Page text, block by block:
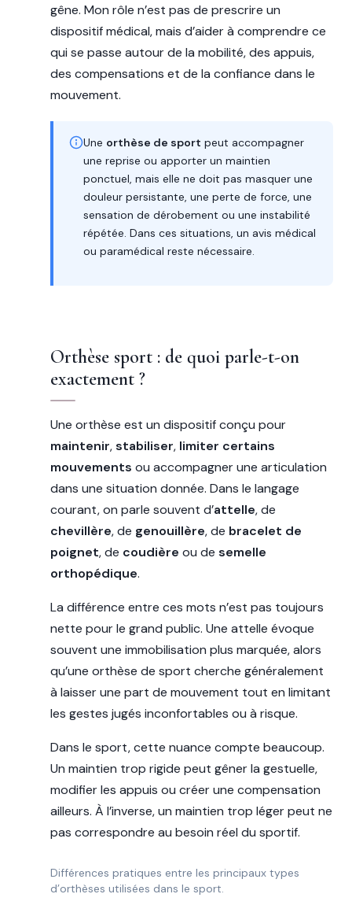
gêne. Mon rôle n’est pas de prescrire un
dispositif médical, mais d’aider à comprendre ce
qui se passe autour de la mobilité, des appuis,
des compensations et de la confiance dans le
mouvement.
Une orthèse de sport peut accompagner
une reprise ou apporter un maintien
ponctuel, mais elle ne doit pas masquer une
douleur persistante, une perte de force, une
sensation de dérobement ou une instabilité
répétée. Dans ces situations, un avis médical
ou paramédical reste nécessaire.
Orthèse sport : de quoi parle-t-on
exactement ?
Une orthèse est un dispositif conçu pour
maintenir,stabiliser, limiter certains
mouvements ou accompagner une articulation
dans une situation donnée. Dans le langage
courant, on parle souvent d’attelle, de
chevillère, de genouillère, de bracelet de
poignet, de coudière ou de semelle
orthopédique.
La différence entre ces mots n’est pas toujours
nette pour le grand public. Une attelle évoque
souvent une immobilisation plus marquée, alors
qu’une orthèse de sport cherche généralement
à laisser une part de mouvement tout en limitant
les gestes jugés inconfortables ou à risque.
Dans le sport, cette nuance compte beaucoup.
Un maintien trop rigide peut gêner la gestuelle,
modifier les appuis ou créer une compensation
ailleurs. À l’inverse, un maintien trop léger peut ne
pas correspondre au besoin réel du sportif.
Différences pratiques entre les principaux types
d’orthèses utilisées dans le sport.